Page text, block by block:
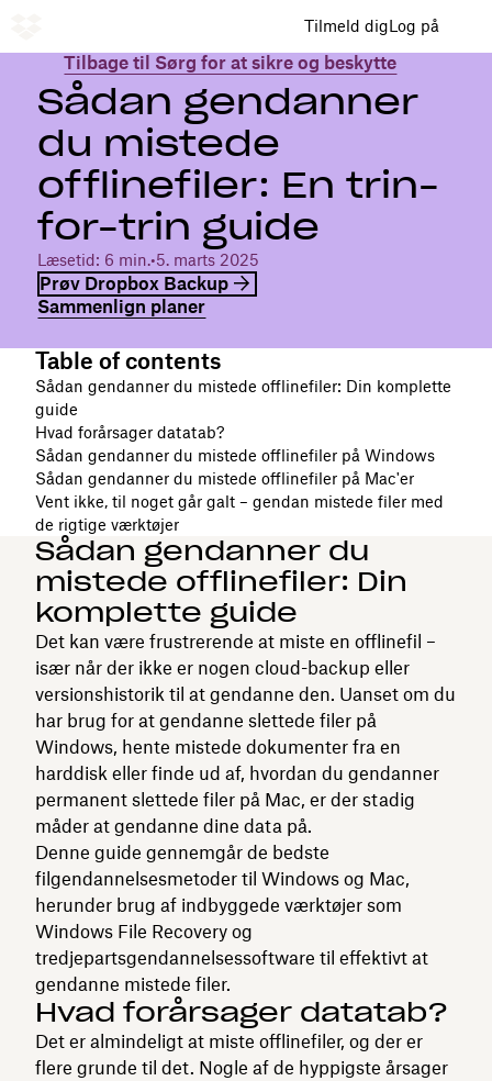
Tilmeld digLog på
Tilbage til Sørg for at sikre og beskytte
Sådan gendanner
du mistede
offlinefiler: En trin-
for-trin guide
Læsetid: 6 min.•5. marts 2025
Prøv Dropbox Backup
Sammenlign planer
Table of contents
Sådan gendanner du mistede offlinefiler: Din komplette
guide
Hvad forårsager datatab?
Sådan gendanner du mistede offlinefiler på Windows
Sådan gendanner du mistede offlinefiler på Mac'er
Vent ikke, til noget går galt – gendan mistede filer med
de rigtige værktøjer
Sådan gendanner du
mistede offlinefiler: Din
komplette guide
Det kan være frustrerende at miste en offlinefil –
især når der ikke er nogen cloud-backup eller
versionshistorik til at gendanne den. Uanset om du
har brug for at gendanne slettede filer på
Windows, hente mistede dokumenter fra en
harddisk eller finde ud af, hvordan du gendanner
permanent slettede filer på Mac, er der stadig
måder at gendanne dine data på.
Denne guide gennemgår de bedste
filgendannelsesmetoder til Windows og Mac,
herunder brug af indbyggede værktøjer som
Windows File Recovery og
tredjepartsgendannelsessoftware til effektivt at
gendanne mistede filer.
Hvad forårsager datatab?
Det er almindeligt at miste offlinefiler, og der er
flere grunde til det. Nogle af de hyppigste årsager